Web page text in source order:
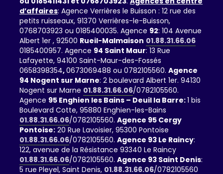
d’affaires: Agence Verrières le Buisson : 12 rue des
petits ruisseaux, 91370 Verrières-le-Buisson,
0768703923 ou 0185400035. Agence 92: 104 Avenue
Albert 1er , 92500 Rueil-Malmaison 01.88.31.66.06
0185400957. Agence 94 Saint Maur: 13 Rue
Lafayette, 94100 Saint-Maur-des-Fossés
0658398354,0673069488 ou 0782105560. Agence
94 Nogent sur Marne: 2 boulevard Albert 1er. 94130
Nogent sur Marne 01.88.31.66.06/0782105560.
Agence 95 Enghien les Bains – Deuil la Barre:1 bis
Boulevard Cotte, 95880 Enghien-les-Bains
01.88.31.66.06/0782105560. Agence 95 Cergy
Pontoise: 20 Rue Lavoisier, 95300 Pontoise
01.88.31.66.06/0782105560. Agence 93 Le Raincy:
122, avenue de la Résistance 93340 Le Raincy
01.88.31.66.06/0782105560. Agence 93 Saint Denis:
5 rue Pleyel, Saint Denis, 01.88.31.66.06/0782105560